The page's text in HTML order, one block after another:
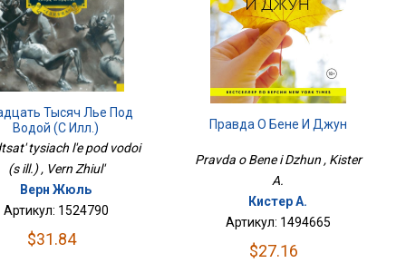
Тысяч Лье Под
Водой (с Илл.)
tysiach l'e pod vodoi
(s ill.) , Vern Zhiul'
Верн Жюль
Артикул: 1524790
$31.84
Правда О Бене И Джун
Pravda o Bene i Dzhun , Kister
A.
Кистер А.
Артикул: 1494665
$27.16